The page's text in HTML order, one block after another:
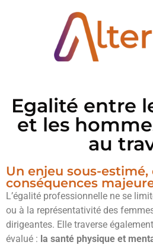
Egalité entre
et les
au
Un enjeu sous-estimé,
conséquences
L’égalité professionnelle ne se
ou à la représentativité des
dirigeantes. Elle traverse
évalué : la santé physique et